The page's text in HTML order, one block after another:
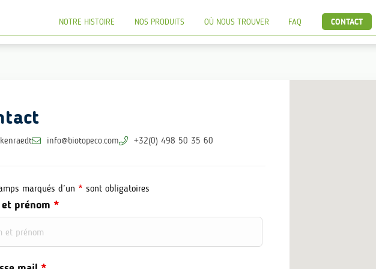
NOTRE HISTOIRE NOS PRODUITS OÙ NOUS TROUVER FAQ CONTACT
info@biotopeco.com +32(0) 498 50 35 60
marqués d’un * sont obligatoires
et prénom *